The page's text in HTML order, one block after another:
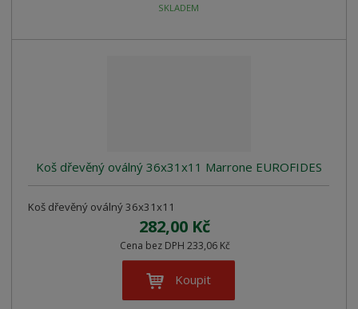
SKLADEM
Koš dřevěný oválný 36x31x11 Marrone EUROFIDES
Koš dřevěný oválný 36x31x11
282,00 Kč
Cena bez DPH 233,06 Kč
Koupit